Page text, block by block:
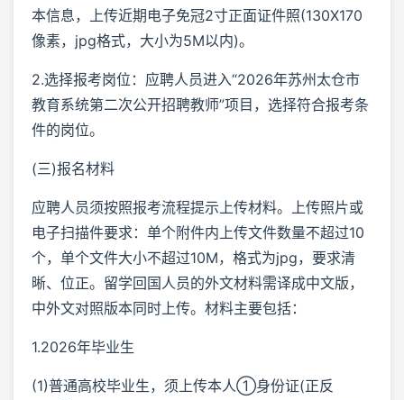
本信息，上传近期电子免冠2寸正面证件照(130X170
像素，jpg格式，大小为5M以内)。
2.选择报考岗位：应聘人员进入“2026年苏州太仓市
教育系统第二次公开招聘教师”项目，选择符合报考条
件的岗位。
(三)报名材料
应聘人员须按照报考流程提示上传材料。上传照片或
电子扫描件要求：单个附件内上传文件数量不超过10
个，单个文件大小不超过10M，格式为jpg，要求清
晰、位正。留学回国人员的外文材料需译成中文版，
中外文对照版本同时上传。材料主要包括：
1.2026年毕业生
(1)普通高校毕业生，须上传本人①身份证(正反